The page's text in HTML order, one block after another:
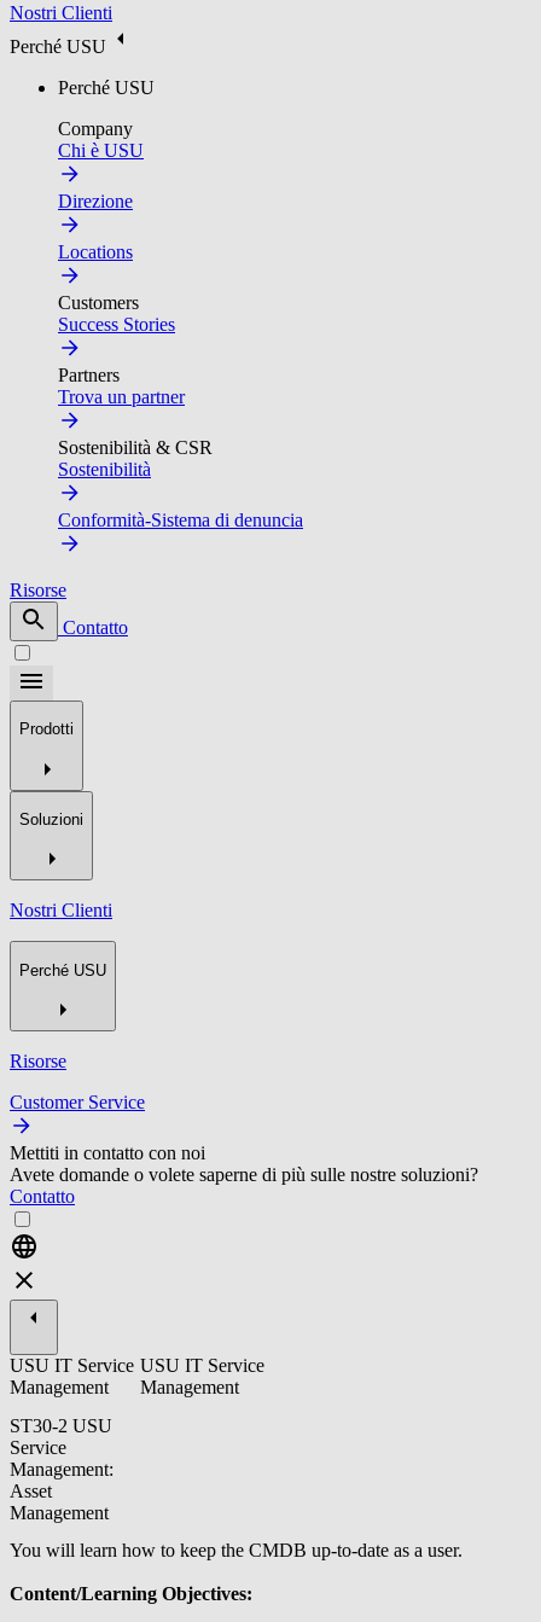
Nostri Clienti
Perché USU
Perché USU
Company
Chi è USU
Direzione
Locations
Customers
Success Stories
Partners
Trova un partner
Sostenibilità & CSR
Sostenibilità
Conformità-Sistema di denuncia
Risorse
Contatto
Prodotti
Soluzioni
Nostri Clienti
Perché USU
Risorse
Customer Service
Mettiti in contatto con noi
Avete domande o volete saperne di più sulle nostre soluzioni?
Contatto
USU IT Service
Management
ST30-2 USU
Service
Management:
Asset
Management
USU IT Service
Management
You will learn how to keep the CMDB up-to-date as a user.
Content/Learning Objectives: